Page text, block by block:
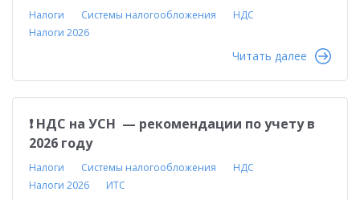
Налоги Системы налогообложения
НДС
Налоги 2026
Читать далее
❗️ НДС на УСН — рекомендации по учету в
2026 году
Налоги Системы налогообложения
НДС
Налоги 2026
ИТС